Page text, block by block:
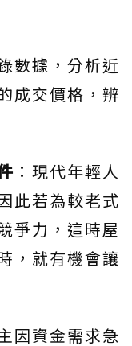
數據，分析近
成交價格，辨
：現代年輕人
此若為較老式
爭力，這時屋
，就有機會讓
因資金需求急